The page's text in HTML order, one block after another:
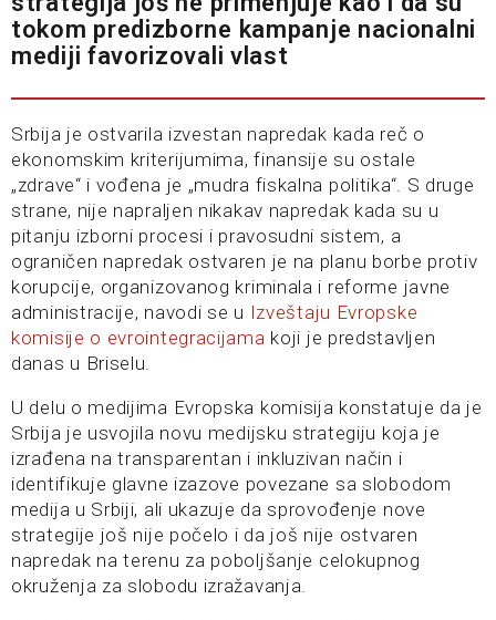
tokom predizborne kampanje nacionalni
mediji favorizovali vlast
Srbija je ostvarila izvestan napredak kada reč o
ekonomskim kriterijumima, finansije su ostale
„zdrave“ i vođena je „mudra fiskalna politika“. S druge
strane, nije napraljen nikakav napredak kada su u
pitanju izborni procesi i pravosudni sistem, a
ograničen napredak ostvaren je na planu borbe protiv
korupcije, organizovanog kriminala i reforme javne
administracije, navodi se u Izveštaju Evropske
komisije o evrointegracijama koji je predstavljen
danas u Briselu.
U delu o medijima Evropska komisija konstatuje da je
Srbija je usvojila novu medijsku strategiju koja je
izrađena na transparentan i inkluzivan način i
identifikuje glavne izazove povezane sa slobodom
medija u Srbiji, ali ukazuje da sprovođenje nove
strategije još nije počelo i da još nije ostvaren
napredak na terenu za poboljšanje celokupnog
okruženja za slobodu izražavanja.